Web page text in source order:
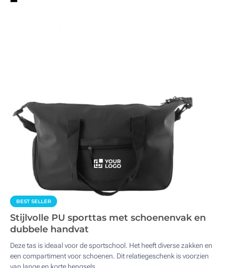
BEST SELLER
Stijlvolle PU sporttas met schoenenvak en
dubbele handvat
Deze tas is ideaal voor de sportschool. Het heeft diverse zakken en
een compartiment voor schoenen. Dit relatiegeschenk is voorzien